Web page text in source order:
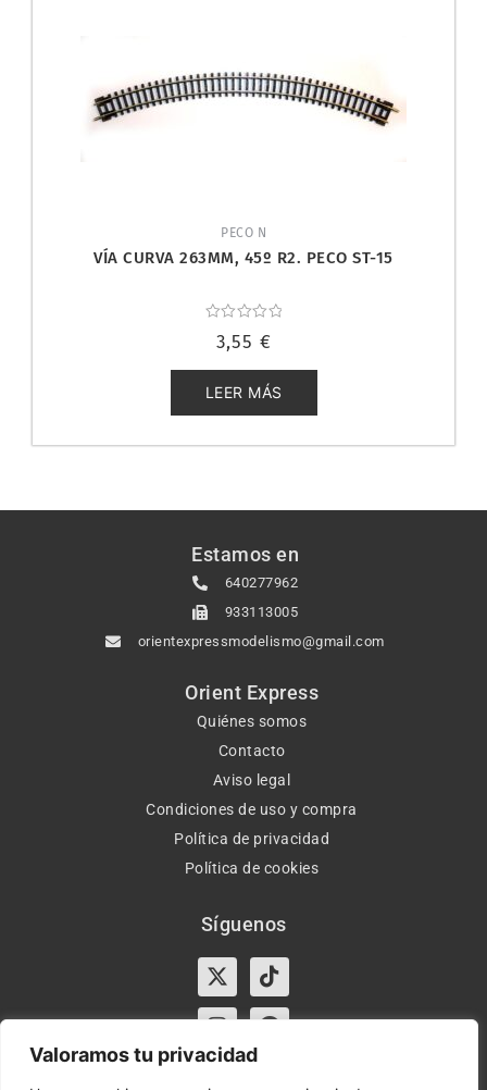
Valoramos tu privacidad
PECO N
VÍA CURVA 263MM, 45º R2. PECO ST-15
con
de
5
3,55 €
LEER MÁS
Estamos en
640277962
933113005
orientexpressmodelismo@gmail.com
Orient Express
Quiénes somos
Contacto
Aviso legal
Condiciones de uso y compra
Política de privacidad
Política de cookies
Síguenos
X-
twitter
Tiktok
InstagramFacebook